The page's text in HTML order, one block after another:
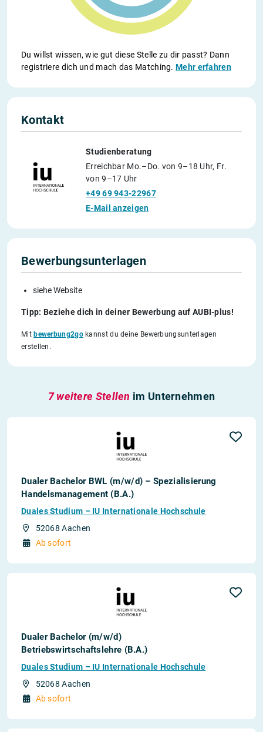
Du willst wissen, wie gut diese Stelle zu dir passt? Dann
registriere dich und mach das Matching.Mehr erfahren
Kontakt
Studienberatung
Erreichbar Mo.–Do. von 9–18 Uhr, Fr.
von 9–17 Uhr
+49 69 943-22967
E-Mail anzeigen
Bewerbungsunterlagen
siehe Website
Tipp: Beziehe dich in deiner Bewerbung auf AUBI-plus!
Mitbewerbung2gokannst du deine Bewerbungsunterlagen
erstellen.
7 weitere Stellen im Unternehmen
Dualer Bachelor BWL (m/w/d) – Spezialisierung
Handelsmanagement (B.A.)
Duales Studium – IU Internationale Hochschule
52068 Aachen
Ab sofort
Dualer Bachelor (m/w/d)
Betriebswirtschaftslehre (B.A.)
Duales Studium – IU Internationale Hochschule
52068 Aachen
Ab sofort